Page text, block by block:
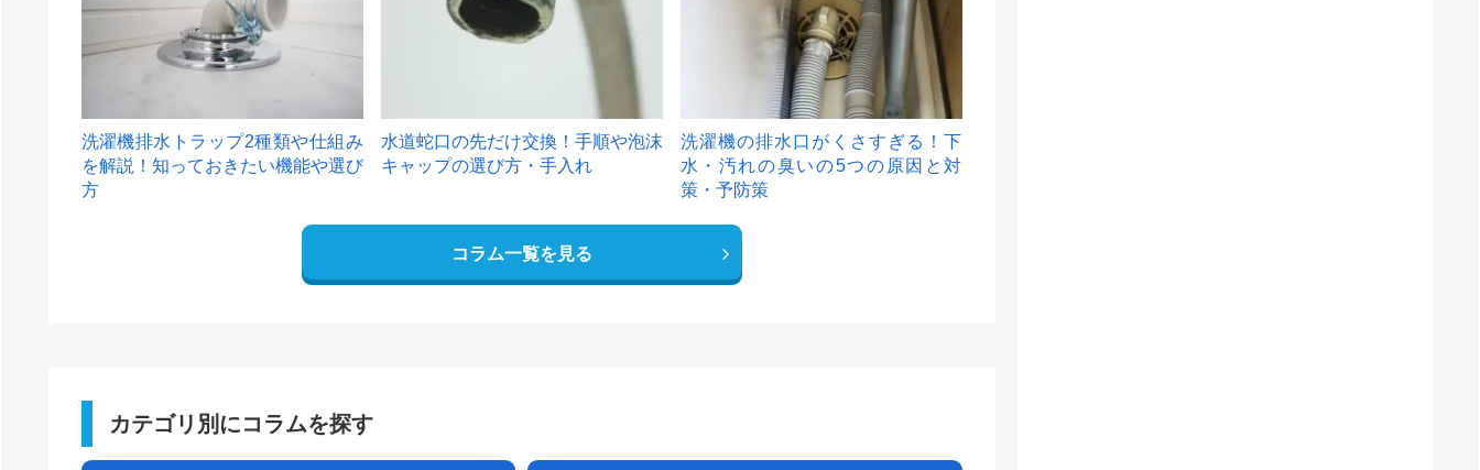
洗濯機排水トラップ2種類や仕組み
を解説！知っておきたい機能や選び
方
水道蛇口の先だけ交換！手順や泡沫
キャップの選び方・手入れ
洗濯機の排水口がくさすぎる！下
水・汚れの臭いの5つの原因と対
策・予防策
コラム一覧を見る
カテゴリ別にコラムを探す